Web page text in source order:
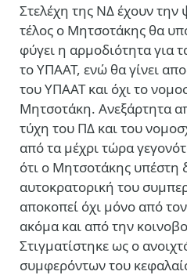
Στελέχη της ΝΔ έχουν την
τέλος ο Μητσοτάκης θα
φύγει η αρμοδιότητα για
το ΥΠΑΑΤ, ενώ θα γίνει
του ΥΠΑΑΤ και όχι το
Μητσοτάκη. Ανεξάρτητα
τύχη του ΠΔ και του
από τα μέχρι τώρα
ότι ο Μητσοτάκης υπέστη
αυτοκρατορική του
αποκοπεί όχι μόνο από
ακόμα και από την
Στιγματίστηκε ως ο
συμφερόντων του